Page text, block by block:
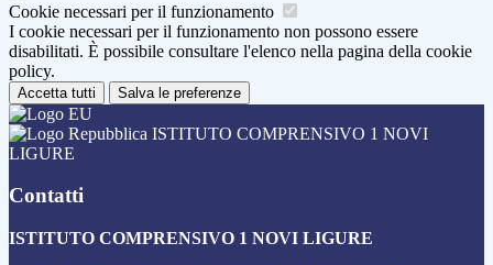
Cookie necessari per il funzionamento
I cookie necessari per il funzionamento non possono essere
disabilitati. È possibile consultare l'elenco nella pagina della cookie
policy.
Accetta tutti Salva le preferenze
ISTITUTO COMPRENSIVO 1 NOVI
LIGURE
Contatti
ISTITUTO COMPRENSIVO 1 NOVI LIGURE